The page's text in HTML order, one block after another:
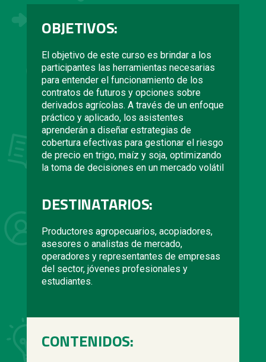
OBJETIVOS:
El objetivo de este curso es brindar a los
participantes las herramientas necesarias
para entender el funcionamiento de los
contratos de futuros y opciones sobre
derivados agrícolas. A través de un enfoque
práctico y aplicado, los asistentes
aprenderán a diseñar estrategias de
cobertura efectivas para gestionar el riesgo
de precio en trigo, maíz y soja, optimizando
la toma de decisiones en un mercado volátil
DESTINATARIOS:
Productores agropecuarios, acopiadores,
asesores o analistas de mercado,
operadores y representantes de empresas
del sector, jóvenes profesionales y
estudiantes.
CONTENIDOS: